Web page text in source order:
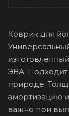
Коврик для
ЭВА. Подходит
природе.
амортизацию
важно при